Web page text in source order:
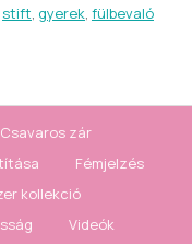
stift, gyerek, fülbevaló
Csavaros zár
Fémjelzés
kollekció
Videók